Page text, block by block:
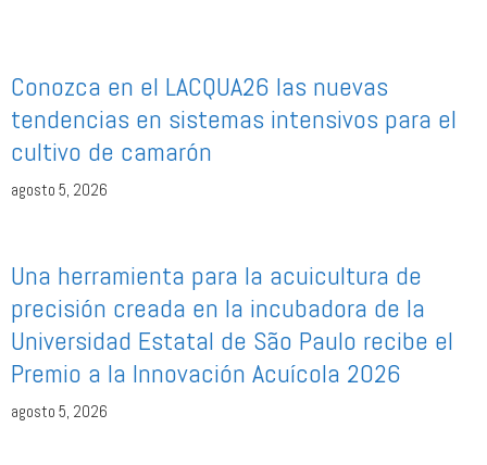
Conozca en el LACQUA26 las nuevas
tendencias en sistemas intensivos para el
cultivo de camarón
agosto 5, 2026
Una herramienta para la acuicultura de
precisión creada en la incubadora de la
Universidad Estatal de São Paulo recibe el
Premio a la Innovación Acuícola 2026
agosto 5, 2026